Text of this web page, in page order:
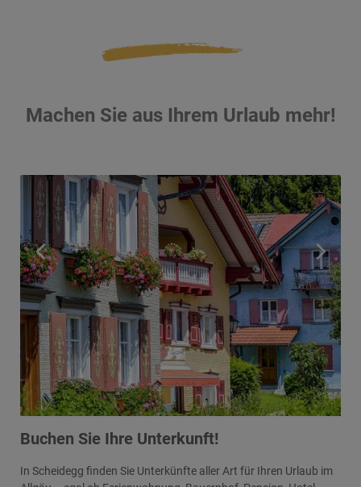
Machen Sie aus Ihrem Urlaub mehr!
Buchen Sie Ihre Unterkunft!
In Scheidegg finden Sie Unterkünfte aller Art für Ihren Urlaub im